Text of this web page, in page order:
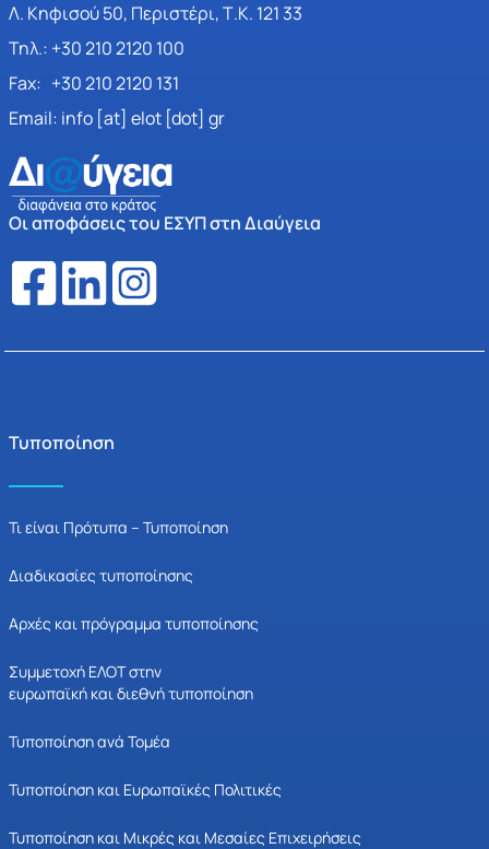
Λ. Κηφισού 50, Περιστέρι, Τ.Κ. 121 33
Τηλ.: +30 210 2120 100
Fax: +30 210 2120 131
Email: info [at] elot [dot] gr
Οι αποφάσεις του ΕΣΥΠ στη Διαύγεια
Τυποποίηση
Τι είναι Πρότυπα – Τυποποίηση
Διαδικασίες τυποποίησης
Αρχές και πρόγραμμα τυποποίησης
Συμμετοχή ΕΛΟΤ στην
ευρωπαϊκή και διεθνή τυποποίηση
Τυποποίηση ανά Τομέα
Τυποποίηση και Ευρωπαϊκές Πολιτικές
Τυποποίηση και Μικρές και Μεσαίες Επιχειρήσεις